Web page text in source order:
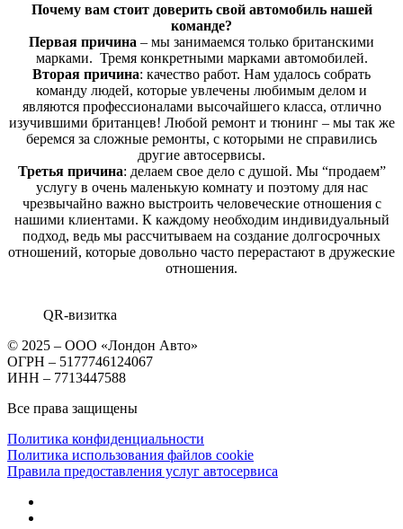
Почему вам стоит доверить свой автомобиль нашей
команде?
Первая причина – мы занимаемся только британскими
марками. Тремя конкретными марками автомобилей.
Вторая причина: качество работ. Нам удалось собрать
команду людей, которые увлечены любимым делом и
являются профессионалами высочайшего класса, отлично
изучившими британцев! Любой ремонт и тюнинг – мы так же
беремся за сложные ремонты, с которыми не справились
другие автосервисы.
Третья причина: делаем свое дело с душой. Мы “продаем”
услугу в очень маленькую комнату и поэтому для нас
чрезвычайно важно выстроить человеческие отношения с
нашими клиентами. К каждому необходим индивидуальный
подход, ведь мы рассчитываем на создание долгосрочных
отношений, которые довольно часто перерастают в дружеские
отношения.
QR-визитка
© 2025 – ООО «Лондон Авто»
ОГРН – 5177746124067
ИНН – 7713447588
Все права защищены
Политика конфиденциальности
Политика использования файлов cookie
Правила предоставления услуг автосервиса